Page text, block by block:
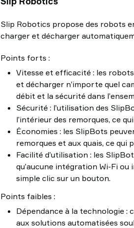
Slip Robotics propose des robots
charger et décharger
Points forts :
Vitesse et efficacité : les
et décharger n’importe quel
débit et la sécurité dans
Sécurité : l’utilisation des
l’intérieur des remorques, ce
Économies : les SlipBots
remorques et aux quais, ce qui
Facilité d’utilisation : les
qu’aucune intégration Wi-Fi
simple clic sur un bouton.
Points faibles :
Dépendance à la technologie :
aux solutions automatisées